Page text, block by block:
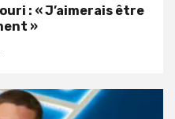
: « J’aimerais être
»